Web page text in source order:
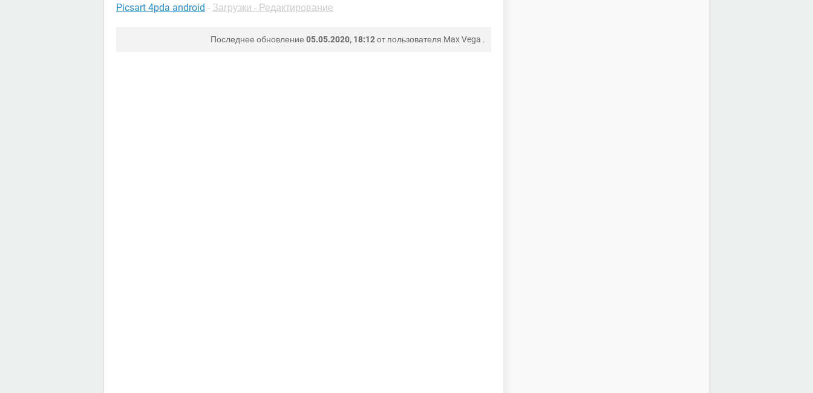
Picsart 4pda android - Загрузки - Редактирование
Последнее обновление 05.05.2020, 18:12от пользователя Max Vega .